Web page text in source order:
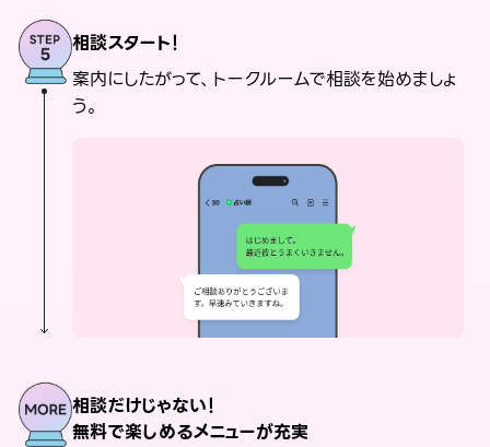
相談スタート！
案内にしたがって、トークルームで相談を始めましょ
う。
相談だけじゃない！
無料で楽しめるメニューが充実